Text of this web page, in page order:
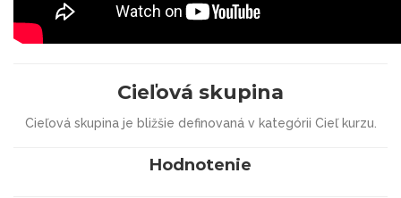
Cieľová skupina
Cieľová skupina je bližšie definovaná v kategórii Cieľ kurzu.
Hodnotenie